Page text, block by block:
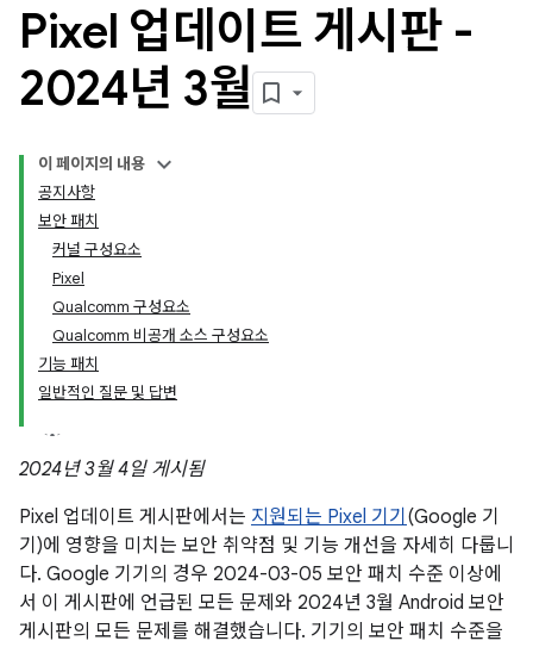
Pixel 업데이트 게시판 -
2024년 3월
이 페이지의 내용
공지사항
보안 패치
커널 구성요소
Pixel
Qualcomm 구성요소
Qualcomm 비공개 소스 구성요소
기능 패치
일반적인 질문 및 답변
2024년 3월 4일 게시됨
Pixel 업데이트 게시판에서는 지원되는 Pixel 기기 (Google 기
기)에 영향을 미치는 보안 취약점 및 기능 개선을 자세히 다룹니
다. Google 기기의 경우 2024-03-05 보안 패치 수준 이상에
서 이 게시판에 언급된 모든 문제와 2024년 3월 Android 보안
게시판의 모든 문제를 해결했습니다. 기기의 보안 패치 수준을